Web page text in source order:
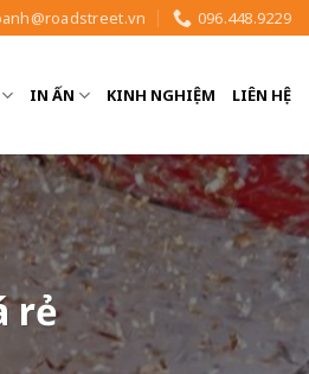
096.448.9229
IN ẤN KINH NGHIỆM LIÊN HỆ
rẻ